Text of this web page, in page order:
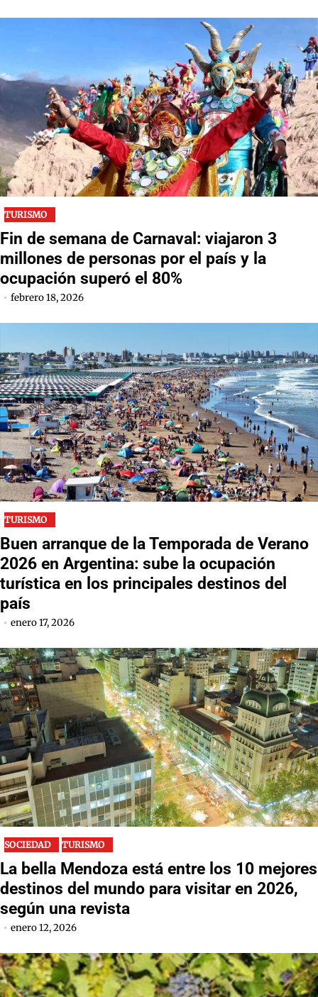
TURISMO
Fin de semana de Carnaval: viajaron 3
millones de personas por el país y la
ocupación superó el 80%
febrero 18, 2026
TURISMO
Buen arranque de la Temporada de Verano
2026 en Argentina: sube la ocupación
turística en los principales destinos del
país
enero 17, 2026
SOCIEDAD TURISMO
La bella Mendoza está entre los 10 mejores
destinos del mundo para visitar en 2026,
según una revista
enero 12, 2026